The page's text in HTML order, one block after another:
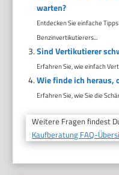
warten?
Entdecken Sie einfache
Benzinvertikutierers...
Sind Vertikutierer
Erfahren Sie, wie einfach
Wie finde ich heraus,
Erfahren Sie, wie Sie die
Weitere Fragen findest
Kaufberatung FAQ-